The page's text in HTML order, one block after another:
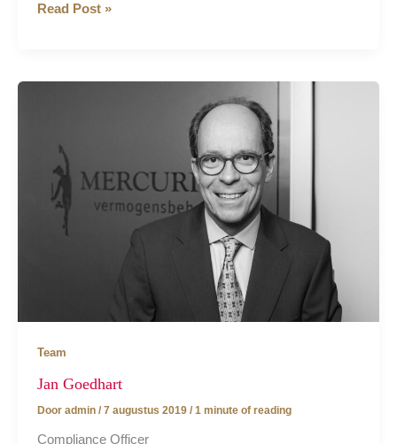
Erik
Read Post »
Team
Jan Goedhart
Door admin / 7 augustus 2019 / 1 minute of reading
Compliance Officer